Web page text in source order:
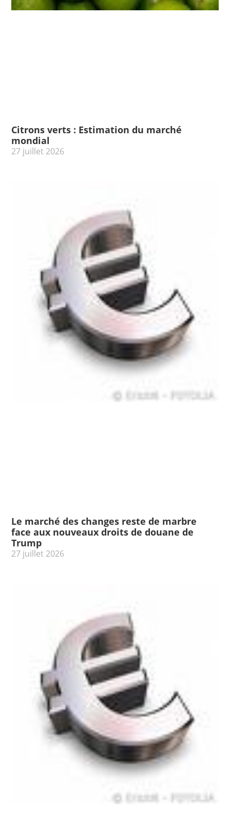
Citrons verts : Estimation du marché
mondial
27 juillet 2026
Le marché des changes reste de marbre
face aux nouveaux droits de douane de
Trump
27 juillet 2026